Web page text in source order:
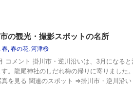
の観光・撮影スポットの名所
, 春, 春の花, 河津桜
ント 掛川市・逆川沿いは、3月になると
。龍尾神社のしだれ梅の帰りに寄りました
真を見る 関連のスポット ⇒掛川市・逆川沿